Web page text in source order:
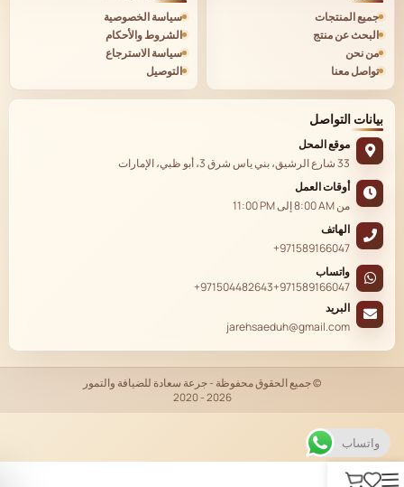
جميع المنتجات
البحث عن منتج
من نحن
تواصل معنا
سياسة الخصوصية
الشروط والأحكام
سياسة الاسترجاع
التوصيل
بيانات التواصل
موقع المحل
33 شارع الرشيق، بني ياس شرق 3، أبو ظبي، الإمارات
أوقات العمل
من8:00 AMإلى11:00 PM
الهاتف
+971589166047
واتساب
+971589166047
+971504482643
البريد
jarehsaeduh@gmail.com
© جميع الحقوق محفوظة - جرعة سعادة للضيافة والتمور
2020 - 2026
واتساب